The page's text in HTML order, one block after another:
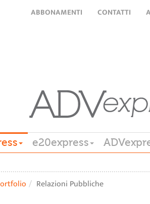
ABBONAMENTI CONTATTI
e20express
Relazioni Pubbliche